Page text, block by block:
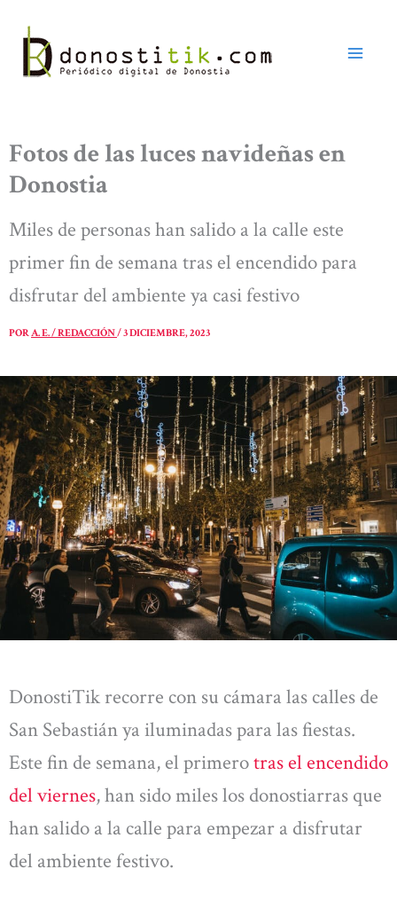
contenido
Fotos de las luces navideñas en
Donostia
Miles de personas han salido a la calle este
primer fin de semana tras el encendido para
disfrutar del ambiente ya casi festivo
PORA. E. / REDACCIÓN/3 DICIEMBRE, 2023
DonostiTik recorre con su cámara las calles de
San Sebastián ya iluminadas para las fiestas.
Este fin de semana, el primerotras el encendido
del viernes, han sido miles los donostiarras que
han salido a la calle para empezar a disfrutar
del ambiente festivo.